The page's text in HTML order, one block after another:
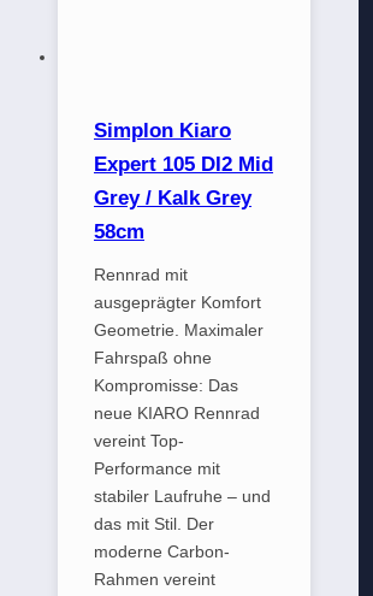
Simplon Kiaro
Expert 105 DI2 Mid
Grey / Kalk Grey
58cm
Rennrad mit
ausgeprägter Komfort
Geometrie. Maximaler
Fahrspaß ohne
Kompromisse: Das
neue KIARO Rennrad
vereint Top-
Performance mit
stabiler Laufruhe – und
das mit Stil. Der
moderne Carbon-
Rahmen vereint